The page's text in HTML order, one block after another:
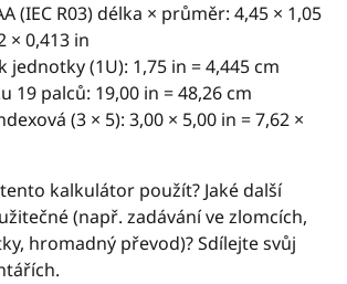
(IEC R03) délka × průměr: 4,45 × 1,05
× 0,413 in
jednotky (1U): 1,75 in = 4,445 cm
19 palců: 19,00 in = 48,26 cm
(3 × 5): 3,00 × 5,00 in = 7,62 ×
kalkulátor použít? Jaké další
(např. zadávání ve zlomcích,
hromadný převod)? Sdílejte svůj